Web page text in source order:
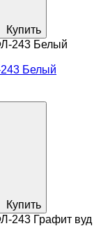
Купить
Белый
Купить